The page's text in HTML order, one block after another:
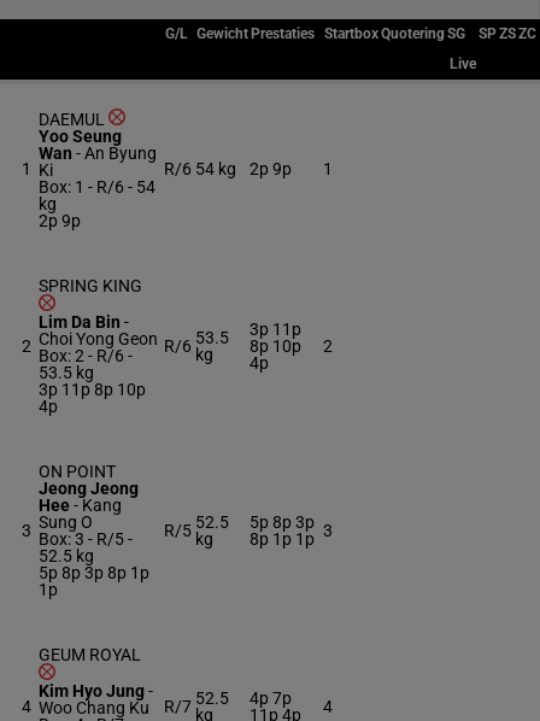
G/L Gewicht Prestaties StartboxQuoteringSG SPZSZC
Live
1
DAEMUL
Yoo Seung
Wan -An Byung
Ki
Box: 1 - R/6 - 54
kg
2p 9p
R/6 54 kg 2p 9p 1
2
SPRING KING
Lim Da Bin -
Choi Yong Geon
Box: 2 - R/6 -
53.5 kg
3p 11p 8p 10p
4p
R/6 53.5
kg
3p 11p
8p 10p
4p
2
3
ON POINT
Jeong Jeong
Hee- Kang
Sung O
Box: 3 - R/5 -
52.5 kg
5p 8p 3p 8p 1p
1p
R/5 52.5
kg
5p 8p 3p
8p 1p 1p 3
4
GEUM ROYAL
Kim Hyo Jung-
Woo Chang Ku
R/7 52.5
kg
4p 7p
11p 4p
4